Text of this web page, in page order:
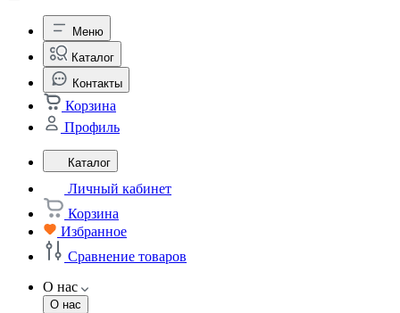
Меню
Каталог
Контакты
Корзина
Профиль
Каталог
Личный кабинет
Корзина
Избранное
Сравнение товаров
О нас
О нас